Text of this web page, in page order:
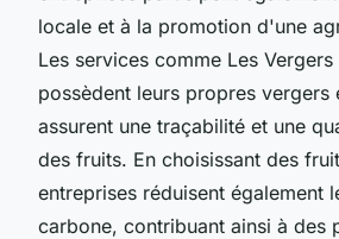
locale et à la promotion d'une
Les services comme Les
possèdent leurs propres vergers
assurent une traçabilité et une
des fruits. En choisissant des
entreprises réduisent également
carbone, contribuant ainsi à des